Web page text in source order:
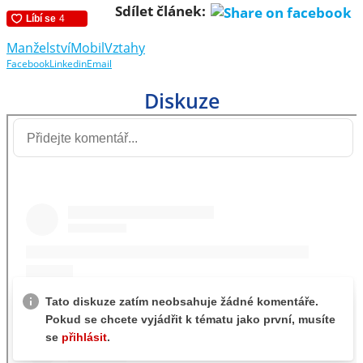
Sdílet článek:
ManželstvíMobilVztahy
FacebookLinkedinEmail
Diskuze